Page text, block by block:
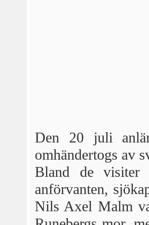
Den 20 juli
omhändertogs av
Bland de visiter
anförvanten,
Nils Axel Malm